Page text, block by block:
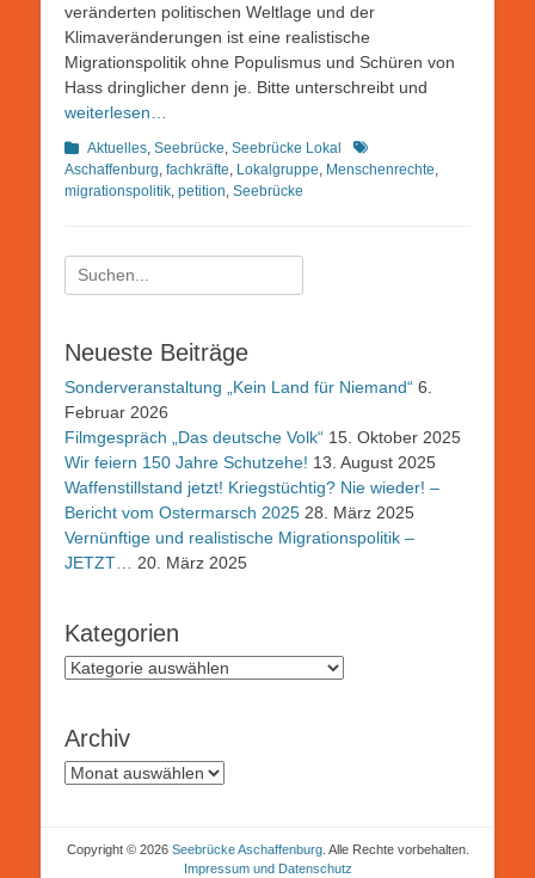
veränderten politischen Weltlage und der
Klimaveränderungen ist eine realistische
Migrationspolitik ohne Populismus und Schüren von
Hass dringlicher denn je. Bitte unterschreibt und
weiterlesen…
Kategorien
Aktuelles Seebrücke Seebrücke Lokal
Schlagworte
Aschaffenburg fachkräfte Lokalgruppe Menschenrechte
migrationspolitik petition Seebrücke
Suchen
nach:
Neueste Beiträge
Sonderveranstaltung „Kein Land für Niemand“ 6.
Februar 2026
Filmgespräch „Das deutsche Volk“ 15. Oktober 2025
Wir feiern 150 Jahre Schutzehe! 13. August 2025
Waffenstillstand jetzt! Kriegstüchtig? Nie wieder! –
Bericht vom Ostermarsch 2025 28. März 2025
Vernünftige und realistische Migrationspolitik –
JETZT…
20. März 2025
Kategorien
Kategorien
Archiv
Archiv
Copyright © 2026 Seebrücke Aschaffenburg. Alle Rechte vorbehalten.
Impressum und Datenschutz